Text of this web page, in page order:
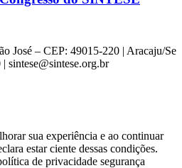
José – CEP: 49015-220 | Aracaju/Se
sintese@sintese.org.br
sua experiência e ao continuar
estar ciente dessas condições.
de privacidade segurança